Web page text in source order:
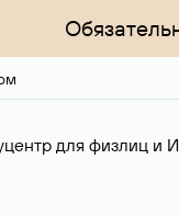
для физлиц и